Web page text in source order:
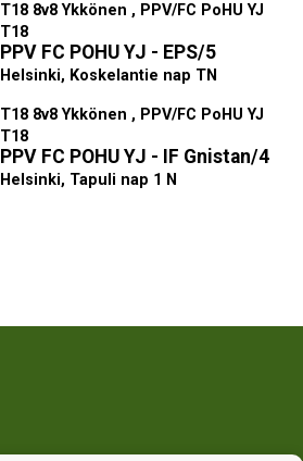
T18 8v8 Ykkönen , PPV/FC PoHU YJ
T18
PPV FC POHU YJ - EPS/5
Helsinki, Koskelantie nap TN
T18 8v8 Ykkönen , PPV/FC PoHU YJ
T18
PPV FC POHU YJ - IF Gnistan/4
Helsinki, Tapuli nap 1 N